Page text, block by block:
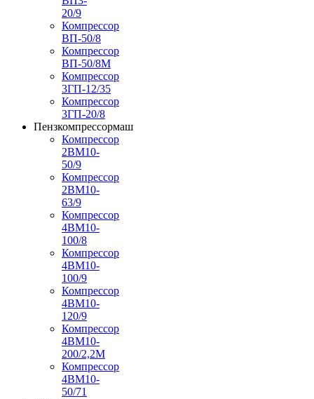
20/9
Компрессор
ВП-50/8
Компрессор
ВП-50/8М
Компрессор
3ГП-12/35
Компрессор
3ГП-20/8
Пензкомпрессормаш
Компрессор
2ВМ10-
50/9
Компрессор
2ВМ10-
63/9
Компрессор
4ВМ10-
100/8
Компрессор
4ВМ10-
100/9
Компрессор
4ВМ10-
120/9
Компрессор
4ВМ10-
200/2,2М
Компрессор
4ВМ10-
50/71